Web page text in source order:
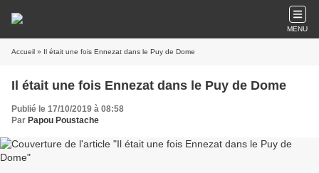
MENU
Accueil » Il était une fois Ennezat dans le Puy de Dome
Il était une fois Ennezat dans le Puy de Dome
Publié le 17/10/2019 à 08:58
Par Papou Poustache